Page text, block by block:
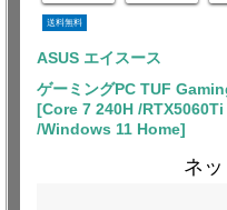
送料無料
ASUS エイスース
ゲーミングPC TUF
[Core 7 240H /
/Windows 11 Home]
ネッ